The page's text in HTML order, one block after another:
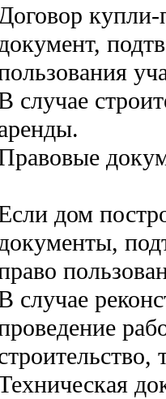
случае
дом
случае